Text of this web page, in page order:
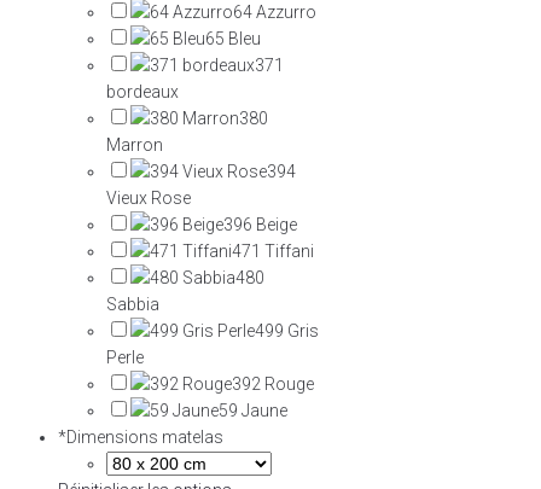
64 Azzurro
65 Bleu
371
bordeaux
380
Marron
394
Vieux Rose
396 Beige
471 Tiffani
480
Sabbia
499 Gris
Perle
392 Rouge
59 Jaune
*Dimensions matelas